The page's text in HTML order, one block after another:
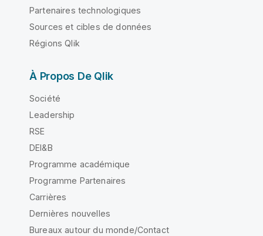
Partenaires technologiques
Sources et cibles de données
Régions Qlik
À Propos De Qlik
Société
Leadership
RSE
DEI&B
Programme académique
Programme Partenaires
Carrières
Dernières nouvelles
Bureaux autour du monde/Contact